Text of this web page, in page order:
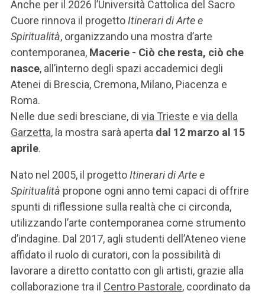
SEI UN DOCENTE O UN MEMBRO DELLO STAFF
ACCEDI A CLOUDMAIL
Anche per il 2026 l’Università Cattolica del Sacro
Cuore rinnova il progetto Itinerari di Arte e
Spiritualità, organizzando una mostra d’arte
contemporanea, Macerie - Ciò che resta, ciò che
nasce, all’interno degli spazi accademici degli
Atenei di Brescia, Cremona, Milano, Piacenza e
Roma.
Nelle due sedi bresciane, di via Trieste e via della
Garzetta, la mostra sarà aperta dal 12 marzo al 15
aprile.
Nato nel 2005, il progetto Itinerari di Arte e
Spiritualità propone ogni anno temi capaci di offrire
spunti di riflessione sulla realtà che ci circonda,
utilizzando l’arte contemporanea come strumento
d’indagine. Dal 2017, agli studenti dell’Ateneo viene
affidato il ruolo di curatori, con la possibilità di
lavorare a diretto contatto con gli artisti, grazie alla
collaborazione tra il Centro Pastorale, coordinato da